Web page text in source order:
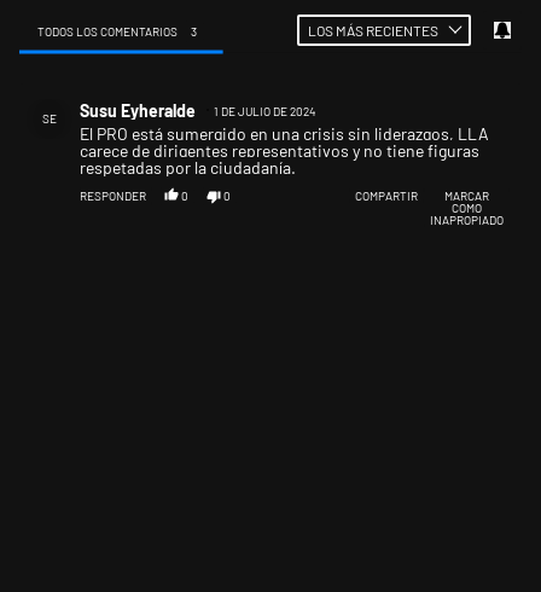
TODOS LOS COMENTARIOS 3 LOS MÁS RECIENTES
SE Susu Eyheralde 1 DE JULIO DE 2024
El PRO está sumergido en una crisis sin liderazgos, LLA
carece de dirigentes representativos y no tiene figuras
respetadas por la ciudadanía.
RESPONDER 0 0 COMPARTIR
MARCAR
COMO
INAPROPIADO